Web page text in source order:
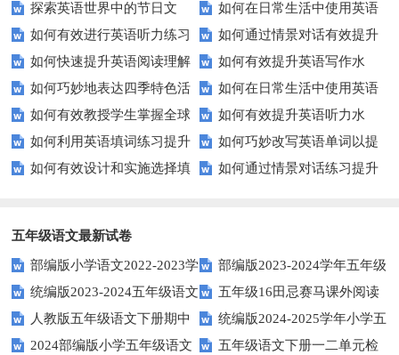
效完成填空题？
英语口语水平？
探索英语世界中的节日文
化：您知道这些传统吗？
如何在日常生活中使用英语
进行有效沟通？——实用英语口
语技巧
如何有效进行英语听力练习
以快速提升？
如何通过情景对话有效提升
英语口语水平？
如何快速提升英语阅读理解
能力？这些技巧你必须知道！
如何有效提升英语写作水
平？这里有五个实用建议！
如何巧妙地表达四季特色活
动？这些建议让您的活动更加丰
富多彩！
如何在日常生活中使用英语
进行有效问答？——实用技巧分
享
如何有效教授学生掌握全球
通用的日期表达？
如何有效提升英语听力水
平？这些测试技巧要知道！
如何利用英语填词练习提升
词汇量？这里有5个高效方法值
如何巧妙改写英语单词以提
升文章魅力？
如何有效设计和实施选择填
如何通过情景对话练习提升
五年级语文最新试卷
部编版小学语文2022-2023学
年上期五年级期末试题
部编版2023-2024学年五年级
语文下学期期末考前质量冲刺卷
统编版2023-2024五年级语文
下册期中阶段调研卷
五年级16田忌赛马课外阅读
练习题及答案
人教版五年级语文下册期中
试题及参考答案
统编版2024-2025学年小学五
年级语文上册期中试卷
2024部编版小学五年级语文
五年级语文下册一二单元检